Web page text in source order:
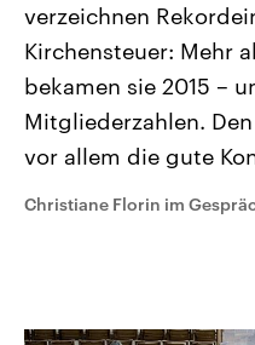
Landtagswahl Sachsen-
2026
Alle Informationen
Sachsen-Anhalt wählt am 6.
September 2026 einen
Landtag. Seit 2021 wird das
Bundesland von einer
CDU, SPD und FDP regiert.-
Umfragen, Prognosen,
Wahlprogramme, aktuelle
verzeichnen
Kirchensteuer: Mehr
bekamen sie 2015 –
Mitgliederzahlen.
vor allem die gute
Christiane Florin im